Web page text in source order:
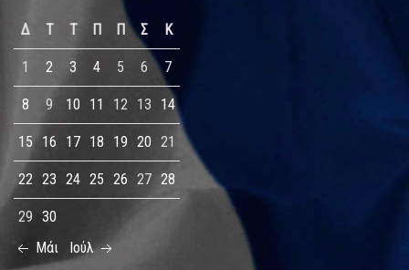
Δ Τ Τ Π Π Σ Κ
1 2 3 4 5 6 7
8 9 10 11 12 13 14
15 16 17 18 19 20 21
22 23 24 25 26 27 28
29 30
Μάι
Ιούλ